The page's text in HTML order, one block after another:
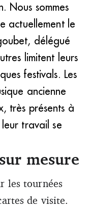
Nous sommes
actuellement le
délégué
limitent leurs
festivals. Les
ancienne
très présents à
travail se
mesure
les tournées
de visite.